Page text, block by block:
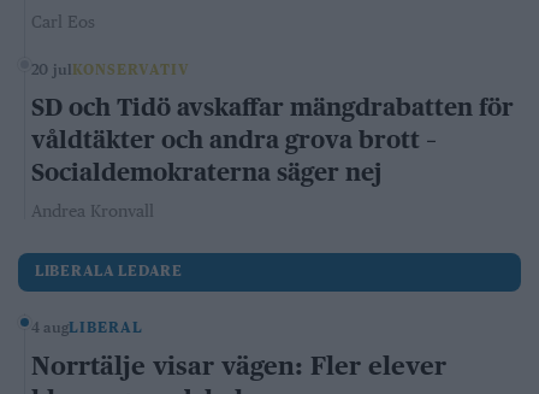
Carl Eos
20 jul KONSERVATIV
SD och Tidö avskaffar mängdrabatten för
våldtäkter och andra grova brott –
Socialdemokraterna säger nej
Andrea Kronvall
LIBERALA LEDARE
4 augLIBERAL
Norrtälje visar vägen: Fler elever